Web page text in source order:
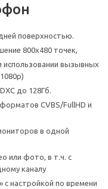
поверхностью.
800х480 точек,
иcпользовании вызывных
до 128Гб.
CVBS/FullHD и
в одной
или фото, в т.ч. с
каналу
настройкой по времени